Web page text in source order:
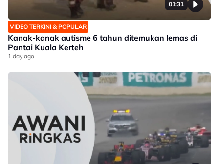
01:31
VIDEO TERKINI & POPULAR
Kanak-kanak autisme 6 tahun ditemukan lemas di
Pantai Kuala Kerteh
1 day ago